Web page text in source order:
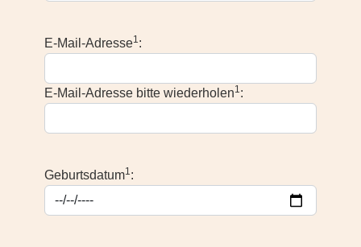
E-Mail-Adresse1:
E-Mail-Adresse bitte wiederholen1:
Geburtsdatum1: